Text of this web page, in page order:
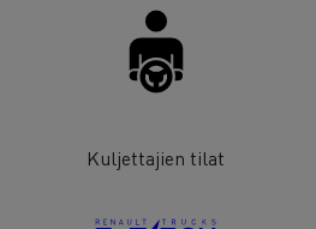
Kuljettajien tilat